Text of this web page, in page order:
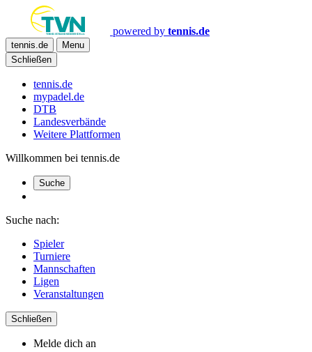
powered by tennis.de
tennis.de
Menu
Schließen
tennis.de
mypadel.de
DTB
Landesverbände
Weitere Plattformen
Willkommen bei tennis.de
Suche
Suche nach:
Spieler
Turniere
Mannschaften
Ligen
Veranstaltungen
Schließen
Melde dich an